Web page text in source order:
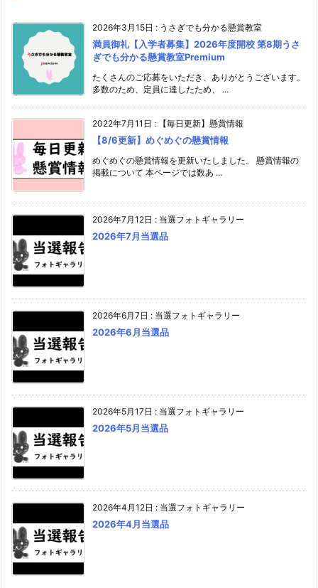
2026年3月15日 : うさぎでも分かる懸賞教室
満員御礼【入学者募集】2026年度開校 第8期うさ
ぎでも分かる懸賞教室Premium
たくさんのご応募をいただき、ありがとうございます。
多数のため、定員に達したため、 ...
2022年7月11日 : 【毎日更新】懸賞情報
【8/6更新】めぐめぐの懸賞情報
めぐめぐの懸賞情報を更新いたしました。 懸賞情報の
掲載について 本ページでは数あ ...
2026年7月12日 : 当選フォトギャラリー
2026年7月当選品
2026年6月7日 : 当選フォトギャラリー
2026年6月当選品
2026年5月17日 : 当選フォトギャラリー
2026年5月当選品
2026年4月12日 : 当選フォトギャラリー
2026年4月当選品